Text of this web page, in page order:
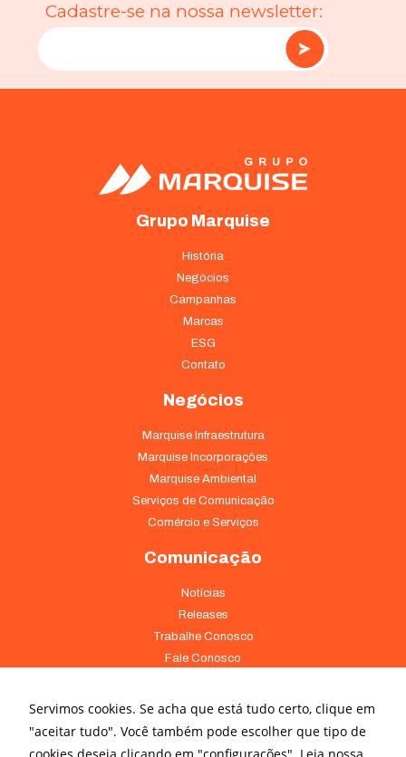
Cadastre-se na nossa newsletter:
Grupo Marquise
História
Negócios
Campanhas
Marcas
ESG
Contato
Negócios
Marquise Infraestrutura
Marquise Incorporações
Marquise Ambiental
Serviços de Comunicação
Comércio e Serviços
Comunicação
Notícias
Releases
Trabalhe Conosco
Fale Conosco
Av. Pontes Vieira, 1838 - Dionísio Torres Fortaleza - CE 60135-238
Servimos cookies. Se acha que está tudo certo, clique em
"aceitar tudo". Você também pode escolher que tipo de